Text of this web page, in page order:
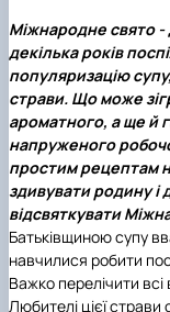
Міжнародне свято -
декілька років
популяризацію
страви. Що може
ароматного, а ще й
напруженого
простим рецептам
здивувати родину і
відсвяткувати
Батьківщиною супу
навчилися робити
Важко перелічити
Любителі цієї